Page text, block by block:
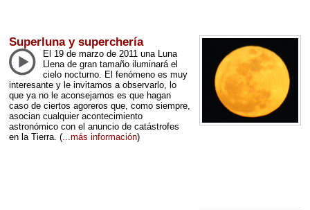
Superluna y superchería
El 19 de marzo de 2011 una Luna
Llena de gran tamaño iluminará el
cielo nocturno. El fenómeno es muy
interesante y le invitamos a observarlo, lo
que ya no le aconsejamos es que hagan
caso de ciertos agoreros que, como siempre,
asocian cualquier acontecimiento
astronómico con el anuncio de catástrofes
en la Tierra. (...más información)